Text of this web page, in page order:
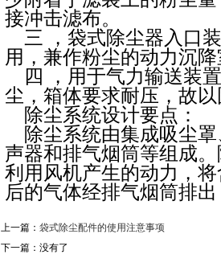
接冲击滤布。
三 ，袋式除尘器入口
用，兼作粉尘的动力沉
四 ，用于气力输送装
尘，箱体要求耐压，故以
除尘系统设计要点：
除尘系统由集成吸尘
声器和排气烟筒等组成
利用风机产生的动力，
后的气体经排气烟筒排
上一篇： 袋式除尘配件的使用注意事项
下一篇：没有了